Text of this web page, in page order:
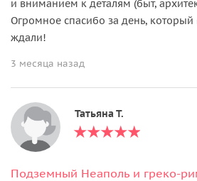
и вниманием к деталям (быт,
Огромное спасибо за день,
ждали!
3 месяца назад
Татьяна Т.
Подземный Неаполь и греко-